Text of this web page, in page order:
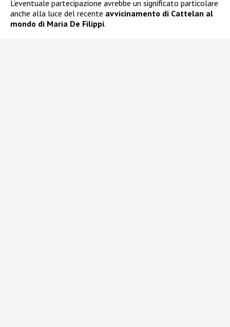
L’eventuale partecipazione avrebbe un significato particolare
anche alla luce del recente avvicinamento di Cattelan al
mondo di Maria De Filippi.